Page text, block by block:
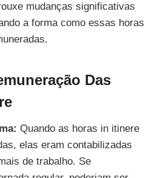
mudanças significativas
a forma como essas horas
Das
Quando as horas in itinere
elas eram contabilizadas
de trabalho. Se